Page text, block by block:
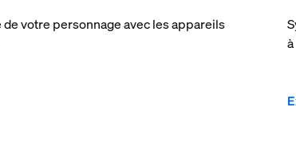
de votre personnage avec les appareils